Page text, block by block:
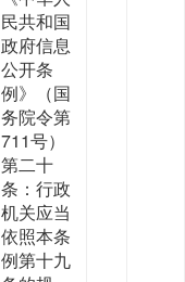
民共和国
政府信息
公开条
例》（国
务院令第
711号）
第二十
条：行政
机关应当
依照本条
例第十九